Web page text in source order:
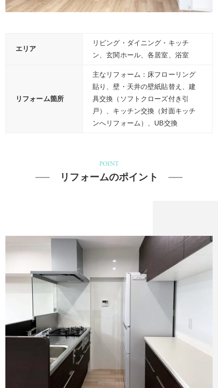
エリア
リビング・ダイニング・キッチ
ン、玄関ホール、各居室、浴室
リフォーム箇所
主なリフォーム：床フローリング
貼り、壁・天井の壁紙貼替え、建
具交換（ソフトクローズ付き引
戸）、キッチン交換（対面キッチ
ンへリフォーム）、UB交換
POINT
リフォームのポイント